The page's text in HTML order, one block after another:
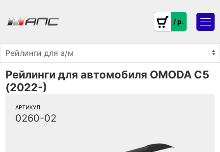
/ p.
Рейлинги для автомобиля OMODA C5
(2022-)
АРТИКУЛ
0260-02